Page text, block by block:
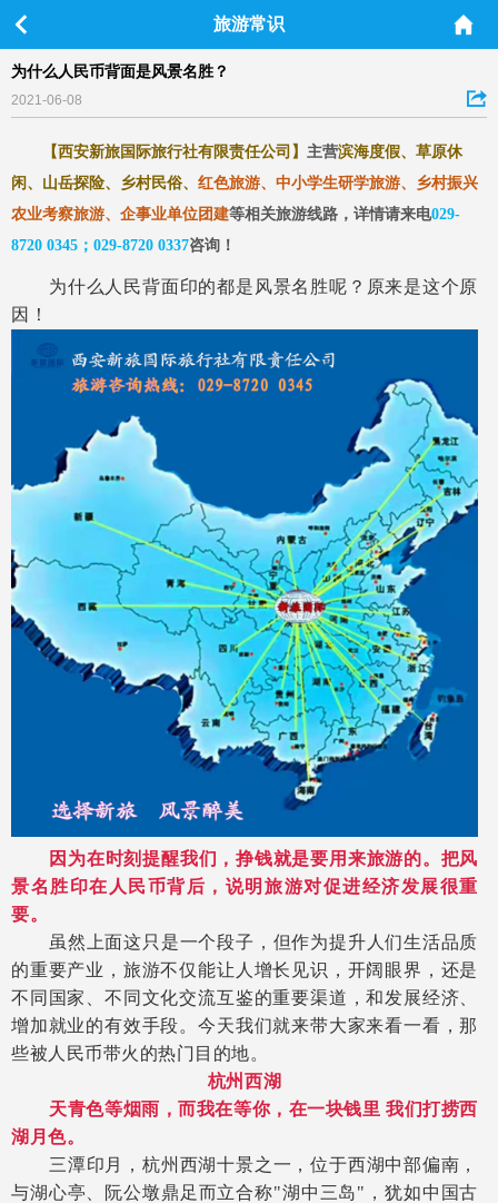
旅游常识
为什么人民币背面是风景名胜？
2021-06-08
【西安新旅国际旅行社有限责任公司】 主营滨海度假、草原休
闲、山岳探险、乡村民俗、 红色旅游、中小学生研学旅游、乡村振兴
农业考察旅游、企事业单位团建等相关旅游线路，详情请来电029-
8720 0345；029-8720 0337咨询 ！
为什么人民背面印的都是风景名胜呢？原来是这个原
因！
因为在时刻提醒我们，挣钱就是要用来旅游的。把风
景名胜印在人民币背后，说明旅游对促进经济发展很重
要。
虽然上面这只是一个段子，但作为提升人们生活品质
的重要产业，旅游不仅能让人增长见识，开阔眼界，还是
不同国家、不同文化交流互鉴的重要渠道，和发展经济、
增加就业的有效手段。今天我们就来带大家来看一看，那
些被人民币带火的热门目的地。
杭州西湖
天青色等烟雨，而我在等你，在一块钱里 我们打捞西
湖月色。
三潭印月，杭州西湖十景之一，位于西湖中部偏南，
与湖心亭、阮公墩鼎足而立合称"湖中三岛"，犹如中国古